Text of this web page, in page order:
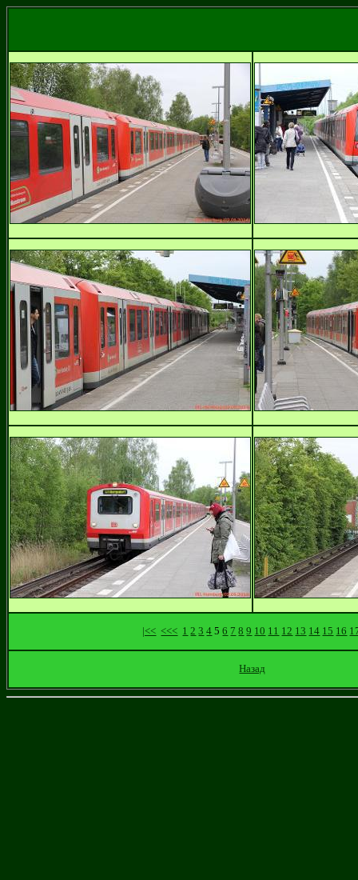
|<< <<< 1 2 3 4 56 7 8 9 10 11 12 13 14 15 16
Назад